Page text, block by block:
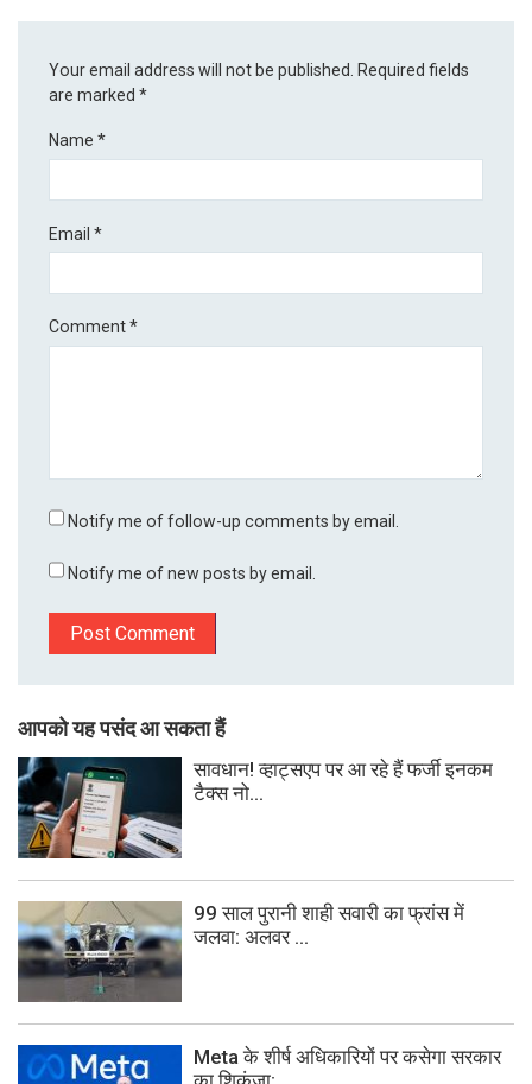
Your email address will not be published.
Required fields
are marked*
Name*
Email*
Comment*
Notify me of follow-up comments by email.
Notify me of new posts by email.
आपको यह पसंद आ सकता हैं
सावधान! व्हाट्सएप पर आ रहे हैं फर्जी इनकम
टैक्स नो...
99 साल पुरानी शाही सवारी का फ्रांस में
जलवा: अलवर ...
Meta के शीर्ष अधिकारियों पर कसेगा सरकार